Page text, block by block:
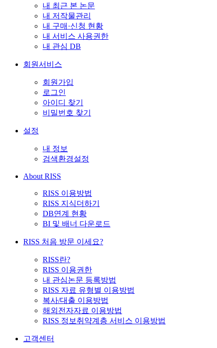
내 최근 본 논문
내 저작물관리
내 구매·신청 현황
내 서비스 사용권한
내 관심 DB
회원서비스
회원가입
로그인
아이디 찾기
비밀번호 찾기
설정
내 정보
검색환경설정
About RISS
RISS 이용방법
RISS 지식더하기
DB연계 현황
BI 및 배너 다운로드
RISS 처음 방문 이세요?
RISS란?
RISS 이용권한
내 관심논문 등록방법
RISS 자료 유형별 이용방법
복사/대출 이용방법
해외전자자료 이용방법
RISS 정보취약계층 서비스 이용방법
고객센터